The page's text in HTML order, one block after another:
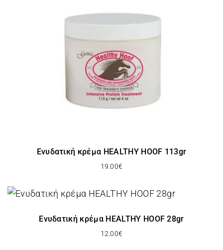
Ενυδατική κρέμα HEALTHY HOOF 113gr
19.00€
Ενυδατική κρέμα HEALTHY HOOF 28gr
12.00€